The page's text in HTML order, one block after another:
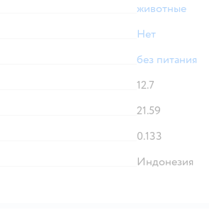
животные
Нет
без питания
12.7
21.59
0.133
Индонезия